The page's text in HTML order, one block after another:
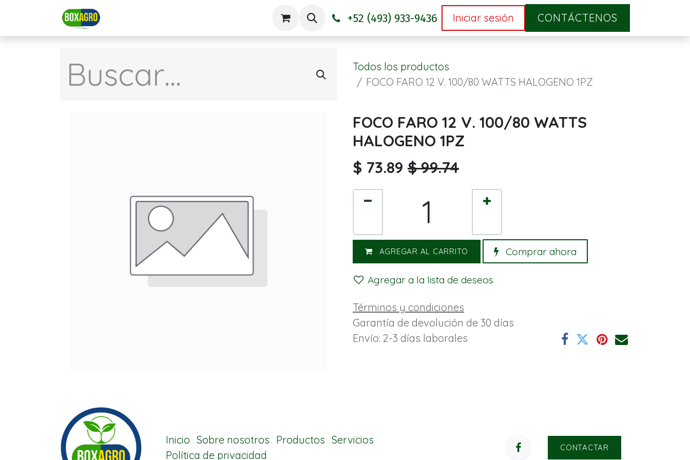
Contáctenos +52 (493) 933-9436 Iniciar sesión CONTÁCTENOS
Todos los productos
FOCO FARO 12 V. 100/80 WATTS HALOGENO 1PZ
FOCO FARO 12 V. 100/80 WATTS
HALOGENO 1PZ
$ 73.89 $99.74
AGREGAR AL CARRITO Comprar ahora
Agregar a la lista de deseos
Términos y condiciones
Garantía de devolución de 30 días
Envío: 2-3 días laborales
Inicio Sobre nosotros Productos Servicios
Política de privacidad
CONTACTAR